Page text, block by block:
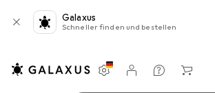
Galaxus
Schneller finden und bestellen
Einstellungen
Kundenkonto
Vergleichslisten
Merklisten
Warenkorb